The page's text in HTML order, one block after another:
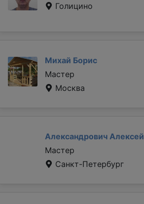
Голицино
Михай Борис
Мастер
Москва
Александрович Алексей
Мастер
Санкт-Петербург